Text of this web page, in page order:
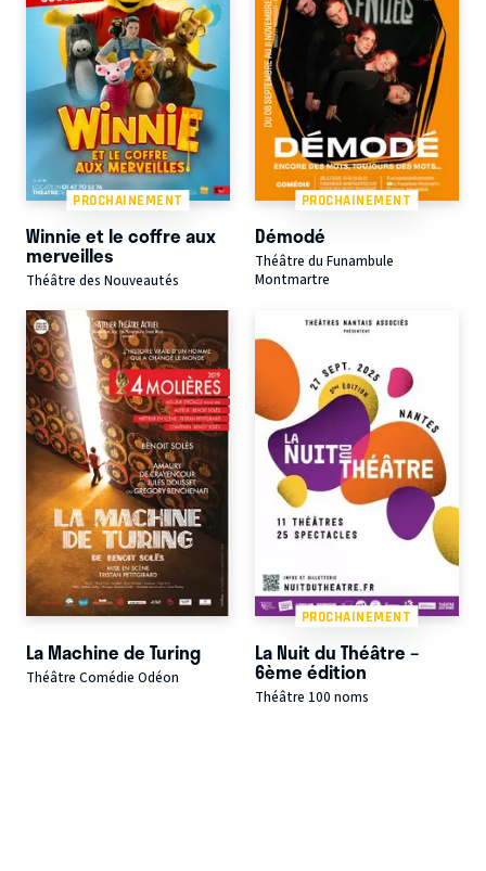
PROCHAINEMENT
Winnie et le coffre aux
merveilles
Théâtre des Nouveautés
PROCHAINEMENT
Démodé
Théâtre du Funambule
Montmartre
La Machine de Turing
Théâtre Comédie Odéon
PROCHAINEMENT
La Nuit du Théâtre –
6ème édition
Théâtre 100 noms